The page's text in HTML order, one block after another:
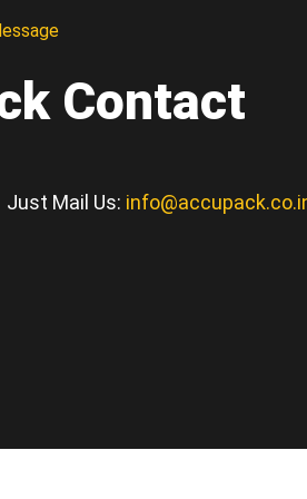
Contact
Just Mail Us: